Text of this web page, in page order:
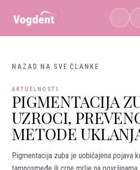
NAZAD NA SVE ČLANKE
AKTUELNOSTI
PIGMENTACIJA
UZROCI,
METODE
Pigmentacija zuba je uobičajena pojava